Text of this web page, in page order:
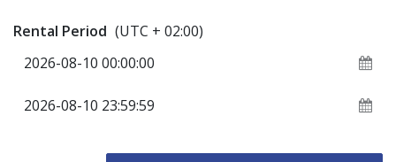
Rental Period (UTC + 02:00)